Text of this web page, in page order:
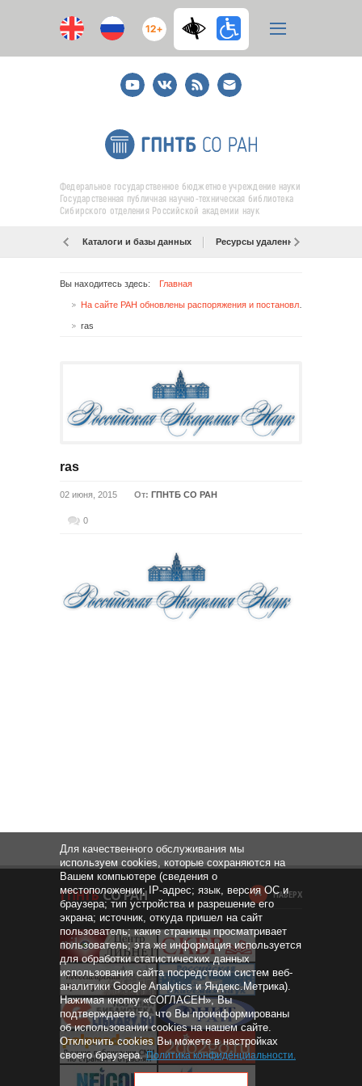
12+
YoutubeВКонтакте
RSS
E-
mail
подписка
Федеральное государственное бюджетное учреждение науки
Государственная публичная научно-техническая библиотека
Сибирского отделения Российской академии наук
Каталоги и базы данных Ресурсы удаленного доступа
Вы находитесь здесь: Главная
ras
ras
02 июня, 2015 От: ГПНТБ СО РАН
0
НАВЕРХ
Для качественного обслуживания мы
используем cookies, которые сохраняются на
Вашем компьютере (сведения о
местоположении; IP-адрес; язык, версия ОС и
браузера; тип устройства и разрешение его
экрана; источник, откуда пришел на сайт
пользователь; какие страницы просматривает
пользователь; эта же информация используется
для обработки статистических данных
использования сайта посредством систем веб-
аналитики Google Analytics и Яндекс.Метрика).
Нажимая кнопку «СОГЛАСЕН», Вы
подтверждаете то, что Вы проинформированы
об использовании cookies на нашем сайте.
Отключить cookies Вы можете в настройках
своего браузера.Политика конфиденциальности.